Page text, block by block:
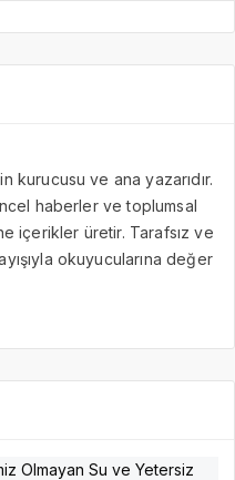
kurucusu ve ana yazarıdır.
haberler ve toplumsal
içerikler üretir. Tarafsız ve
okuyucularına değer